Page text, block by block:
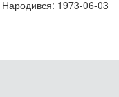
Народився: 1973-06-03